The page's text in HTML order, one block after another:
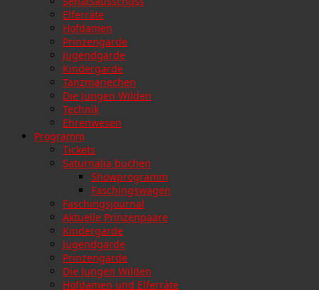
Elferräte
Hofdamen
Prinzengarde
Jugendgarde
Kindergarde
Tanzmariechen
Die Jungen Wilden
Technik
Ehrenwesen
Programm
Tickets
Saturnalia buchen
Showprogramm
Faschingswagen
Faschingsjournal
Aktuelle Prinzenpaare
Kindergarde
Jugendgarde
Prinzengarde
Die Jungen Wilden
Hofdamen und Elferräte